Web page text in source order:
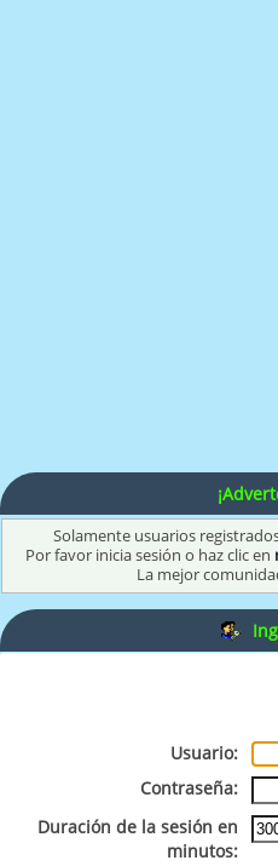
Solamente usuarios
Por favor inicia sesión o haz clic en
La mejor
Usuario:
Contraseña:
Duración de la sesión en
minutos: